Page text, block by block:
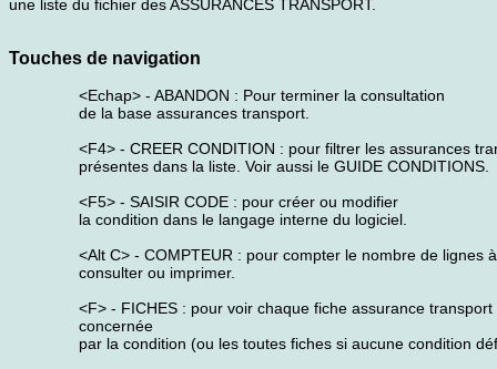
une liste du fichier des ASSURANCES TRANSPORT.
Touches de navigation
<Echap> - ABANDON : Pour terminer la consultation
de la base assurances transport.
<F4> - CREER CONDITION : pour filtrer les assurances
présentes dans la liste. Voir aussi le GUIDE CONDITIONS.
<F5> - SAISIR CODE : pour créer ou modifier
la condition dans le langage interne du logiciel.
<Alt C> - COMPTEUR : pour compter le nombre de lignes à
consulter ou imprimer.
<F> - FICHES : pour voir chaque fiche assurance transport
concernée
par la condition (ou les toutes fiches si aucune condition